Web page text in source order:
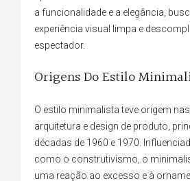
a funcionalidade e a elegância,
experiência visual limpa e
espectador.
Origens Do Estilo
O estilo minimalista teve origem
arquitetura e design de produto,
décadas de 1960 e 1970.
como o construtivismo, o
uma reação ao excesso e à